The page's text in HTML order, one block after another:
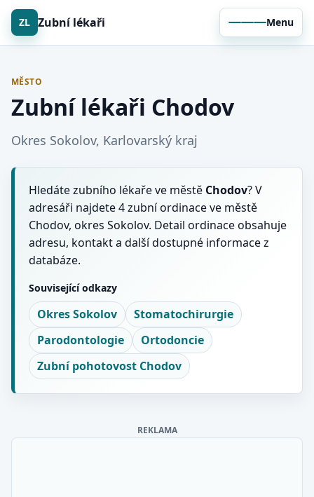
ZL Zubní lékaři Menu
MĚSTO
Zubní lékaři Chodov
Okres Sokolov, Karlovarský kraj
Hledáte zubního lékaře ve městě Chodov? V
adresáři najdete 4 zubní ordinace ve městě
Chodov, okres Sokolov. Detail ordinace obsahuje
adresu, kontakt a další dostupné informace z
databáze.
Související odkazy
Okres Sokolov
Stomatochirurgie
Parodontologie
Ortodoncie
Zubní pohotovost Chodov
REKLAMA